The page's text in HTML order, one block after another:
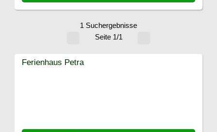
1 Suchergebnisse
Seite 1/1
Ferienhaus Petra